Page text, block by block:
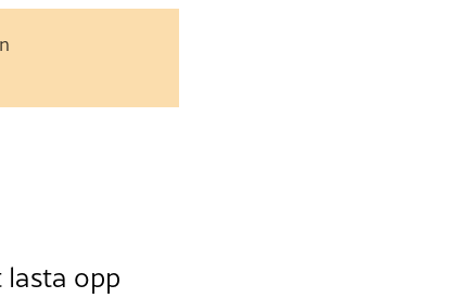
opp